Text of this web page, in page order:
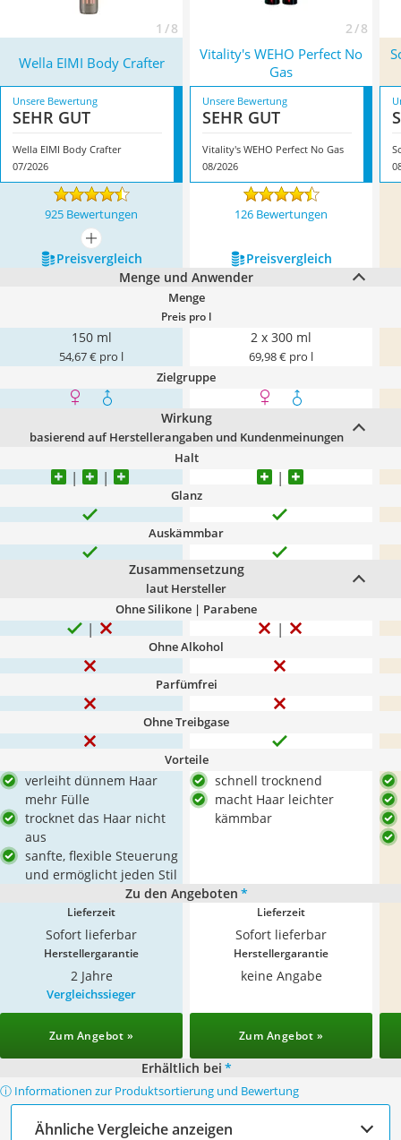
1 / 8 2 / 8
Wella EIMI Body Crafter
Vitality's WEHO Perfect No
Gas
Unsere Bewertung
SEHR GUT
Wella EIMI Body Crafter
07/2026
Unsere Bewertung
SEHR GUT
Vitality's WEHO Perfect No Gas
08/2026
925 Bewertungen 126 Bewertungen
mehr anzeigen
Preis­vergleich
Preis­vergleich
Menge und Anwender
Menge
Preis pro l
150 ml
54,67 € pro l
2 x 300 ml
69,98 € pro l
Zielgruppe
Wirkung
basierend auf Herstellerangaben und Kundenmeinungen
Halt
Glanz
Auskämmbar
Zusammensetzung
laut Hersteller
Ohne Silikone | Parabene
Ohne Alkohol
Parfümfrei
Ohne Treibgase
Vorteile
verleiht dünnem Haar
mehr Fülle
trocknet das Haar nicht
aus
sanfte, flexible Steuerung
und ermöglicht jeden Stil
schnell trocknend
macht Haar leichter
kämmbar
Zu den Angeboten *
Lieferzeit
Sofort lieferbar
Lieferzeit
Sofort lieferbar
Herstellergarantie
2 Jahre
Herstellergarantie
keine Angabe
Vergleichssieger
Zum Angebot » Zum Angebot »
Erhältlich bei *
ⓘ Informationen zur Produktsortierung und Bewertung
Ähnliche Vergleiche anzeigen